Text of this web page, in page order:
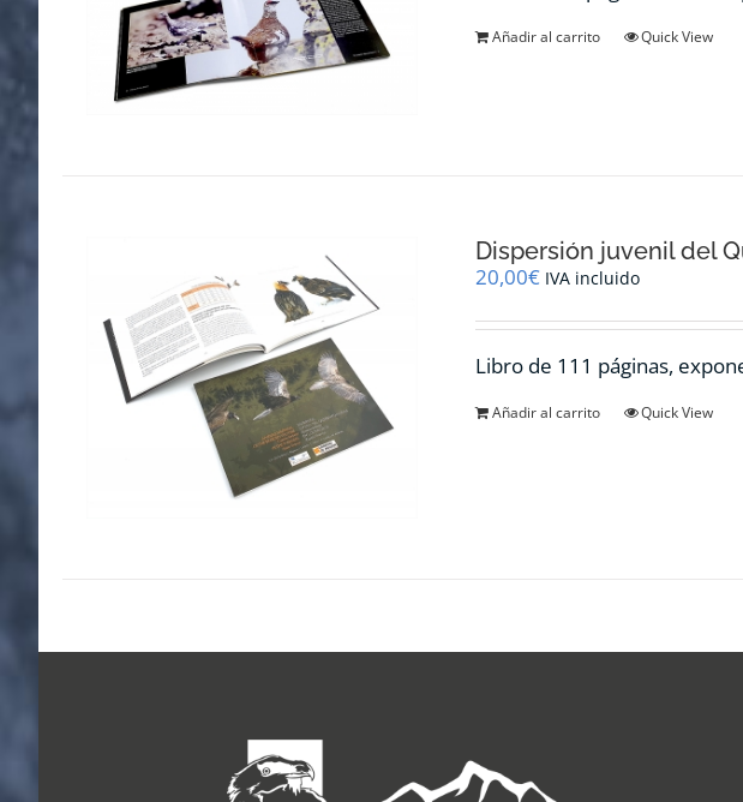
Añadir al carrito Quick View
Dispersión juvenil del
20,00€ IVA incluido
Libro de 111 páginas,
Añadir al carrito Quick View